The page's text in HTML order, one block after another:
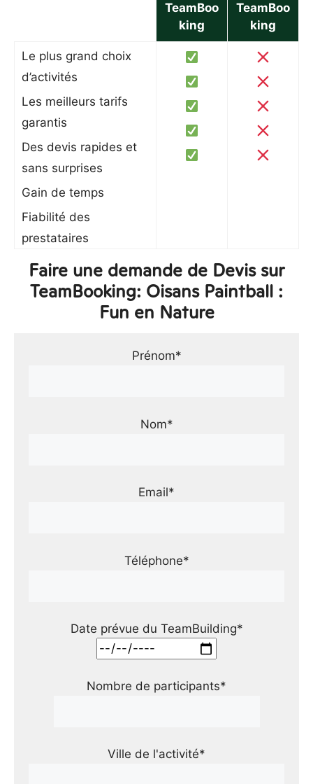
TeamBoo
king
TeamBoo
king
Le plus grand choix
d’activités
Les meilleurs tarifs
garantis
Des devis rapides et
sans surprises
Gain de temps
Fiabilité des
prestataires
Faire une demande de Devis sur
TeamBooking: Oisans Paintball :
Fun en Nature
Prénom*
Nom*
Email*
Téléphone*
Date prévue du TeamBuilding*
Nombre de participants*
Ville de l'activité*